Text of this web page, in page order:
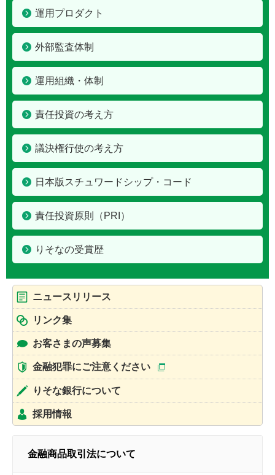
運用プロダクト
外部監査体制
運用組織・体制
責任投資の考え方
議決権行使の考え方
日本版スチュワードシップ・コード
責任投資原則（PRI）
りそなの受賞歴
ニュースリリース
リンク集
お客さまの声募集
金融犯罪にご注意ください
りそな銀行について
採用情報
金融商品取引法について